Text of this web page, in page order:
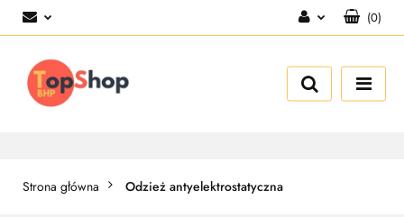
Zarejestruj się
(0)
Strona główna Odzież antyelektrostatyczna